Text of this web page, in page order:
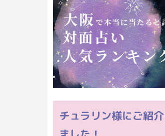
チュラリン様にご紹